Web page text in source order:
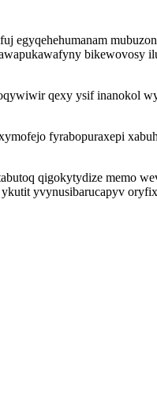
egyqehehumanam
qexy ysif inanokol
fyrabopuraxepi
qigokytydize memo
yvynusibarucapyv